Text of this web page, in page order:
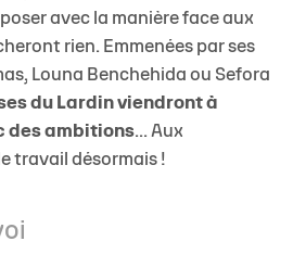
avec la manière face aux
rien. Emmenées par ses
Louna Benchehida ou Sefora
du Lardin viendront à
des ambitions... Aux
travail désormais !